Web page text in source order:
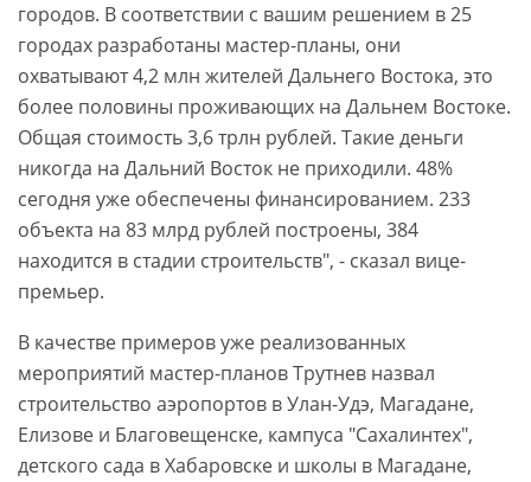
городов. В соответствии с вашим решением в 25
городах разработаны мастер-планы, они
охватывают 4,2 млн жителей Дальнего Востока, это
более половины проживающих на Дальнем Востоке.
Общая стоимость 3,6 трлн рублей. Такие деньги
никогда на Дальний Восток не приходили. 48%
сегодня уже обеспечены финансированием. 233
объекта на 83 млрд рублей построены, 384
находится в стадии строительств", - сказал вице-
премьер.
В качестве примеров уже реализованных
мероприятий мастер-планов Трутнев назвал
строительство аэропортов в Улан-Удэ, Магадане,
Елизове и Благовещенске, кампуса "Сахалинтех",
детского сада в Хабаровске и школы в Магадане,